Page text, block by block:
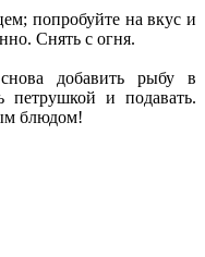
попробуйте на вкус и
Снять с огня.
добавить рыбу в
петрушкой и подавать.
блюдом!